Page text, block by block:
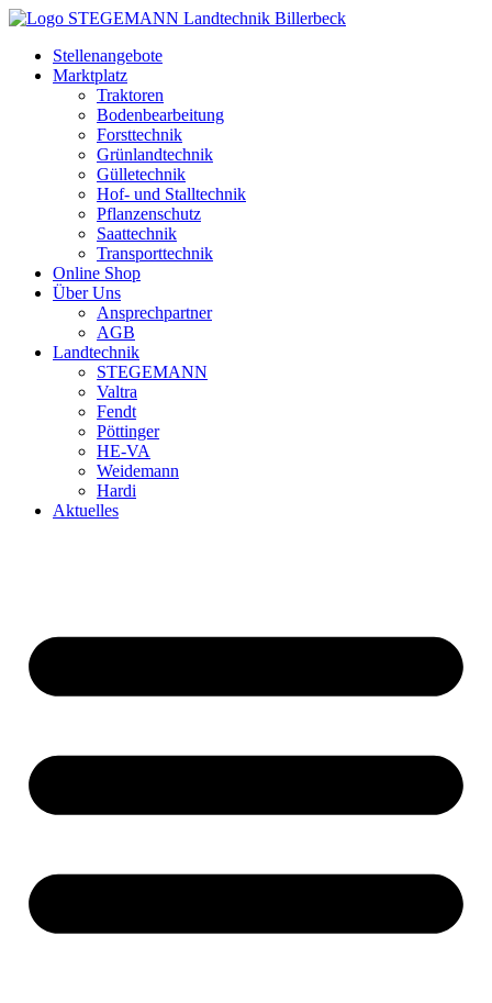
Zum
springenStellenangebote
Marktplatz
Traktoren
Bodenbearbeitung
Forsttechnik
Grünlandtechnik
Gülletechnik
Hof- und Stalltechnik
Pflanzenschutz
Saattechnik
Transporttechnik
Online Shop
Über Uns
Ansprechpartner
AGB
Landtechnik
STEGEMANN
Valtra
Fendt
Pöttinger
HE-VA
Weidemann
Hardi
Aktuelles